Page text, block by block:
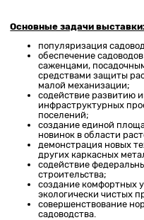
Основные задачи
популяризация
обеспечение
саженцами,
средствами защиты
малой механизации;
содействие развитию
инфраструктурных
поселений;
создание единой
новинок в области
демонстрация новых
других каркасных
содействие
строительства;
создание комфортных
экологически чистых
совершенствование
садоводства.